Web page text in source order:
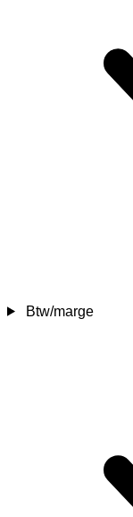
Btw/marge